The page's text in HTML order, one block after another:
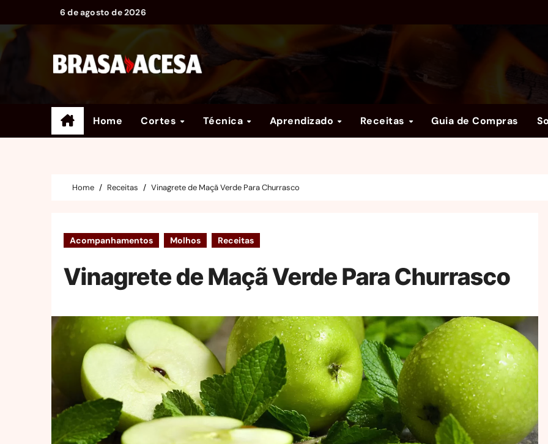
to
content
6 de agosto de 2026
Home Cortes Técnica Aprendizado Receitas Guia de Compras
Home Receitas Vinagrete de Maçã Verde Para Churrasco
Acompanhamentos Molhos Receitas
Vinagrete de Maçã Verde Para Churrasco